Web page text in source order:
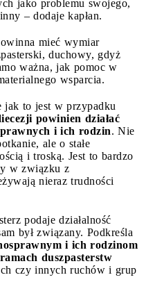
jako problemu swojego,
– dodaje kapłan.
mieć wymiar
duchowy, gdyż
ważna, jak pomoc w
wsparcia.
jak to jest w przypadku
powinien działać
i ich rodzin. Nie
ale o stałe
i troską. Jest to bardzo
w związku z
nieraz trudności
podaje działalność
był związany. Podkreśla
i ich rodzinom
duszpasterstw
czy innych ruchów i grup